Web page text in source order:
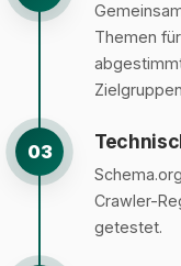
Themen
03
Crawler-
getestet.